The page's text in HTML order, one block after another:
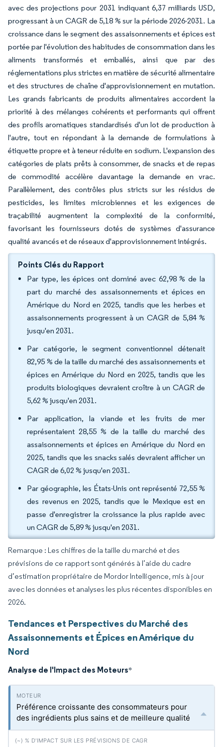
avec des projections pour 2031 indiquant 6,37 milliards USD,
progressant à un CAGR de 5,18 % sur la période 2026-2031. La
croissance dans le segment des assaisonnements et épices est
portée par l'évolution des habitudes de consommation dans les
aliments transformés et emballés, ainsi que par des
réglementations plus strictes en matière de sécurité alimentaire
et des structures de chaîne d'approvisionnement en mutation.
Les grands fabricants de produits alimentaires accordent la
priorité à des mélanges cohérents et performants qui offrent
des profils aromatiques standardisés d'un lot de production à
l'autre, tout en répondant à la demande de formulations à
étiquette propre et à teneur réduite en sodium. L'expansion des
catégories de plats prêts à consommer, de snacks et de repas
de commodité accélère davantage la demande en vrac.
Parallèlement, des contrôles plus stricts sur les résidus de
pesticides, les limites microbiennes et les exigences de
traçabilité augmentent la complexité de la conformité,
favorisant les fournisseurs dotés de systèmes d'assurance
qualité avancés et de réseaux d'approvisionnement intégrés.
Points Clés du Rapport
Par type, les épices ont dominé avec 62,98 % de la
part du marché des assaisonnements et épices en
Amérique du Nord en 2025, tandis que les herbes et
assaisonnements progressent à un CAGR de 5,84 %
jusqu'en 2031.
Par catégorie, le segment conventionnel détenait
82,95 % de la taille du marché des assaisonnements et
épices en Amérique du Nord en 2025, tandis que les
produits biologiques devraient croître à un CAGR de
5,62 % jusqu'en 2031.
Par application, la viande et les fruits de mer
représentaient 28,55 % de la taille du marché des
assaisonnements et épices en Amérique du Nord en
2025, tandis que les snacks salés devraient afficher un
CAGR de 6,02 % jusqu'en 2031.
Par géographie, les États-Unis ont représenté 72,55 %
des revenus en 2025, tandis que le Mexique est en
passe d'enregistrer la croissance la plus rapide avec
un CAGR de 5,89 % jusqu'en 2031.
Remarque : Les chiffres de la taille du marché et des
prévisions de ce rapport sont générés à l’aide du cadre
d’estimation propriétaire de Mordor Intelligence, mis à jour
avec les données et analyses les plus récentes disponibles en
2026.
Tendances et Perspectives du Marché des
Assaisonnements et Épices en Amérique du
Nord
Analyse de l'Impact des Moteurs*
Préférence croissante des consommateurs pour
des ingrédients plus sains et de meilleure qualité